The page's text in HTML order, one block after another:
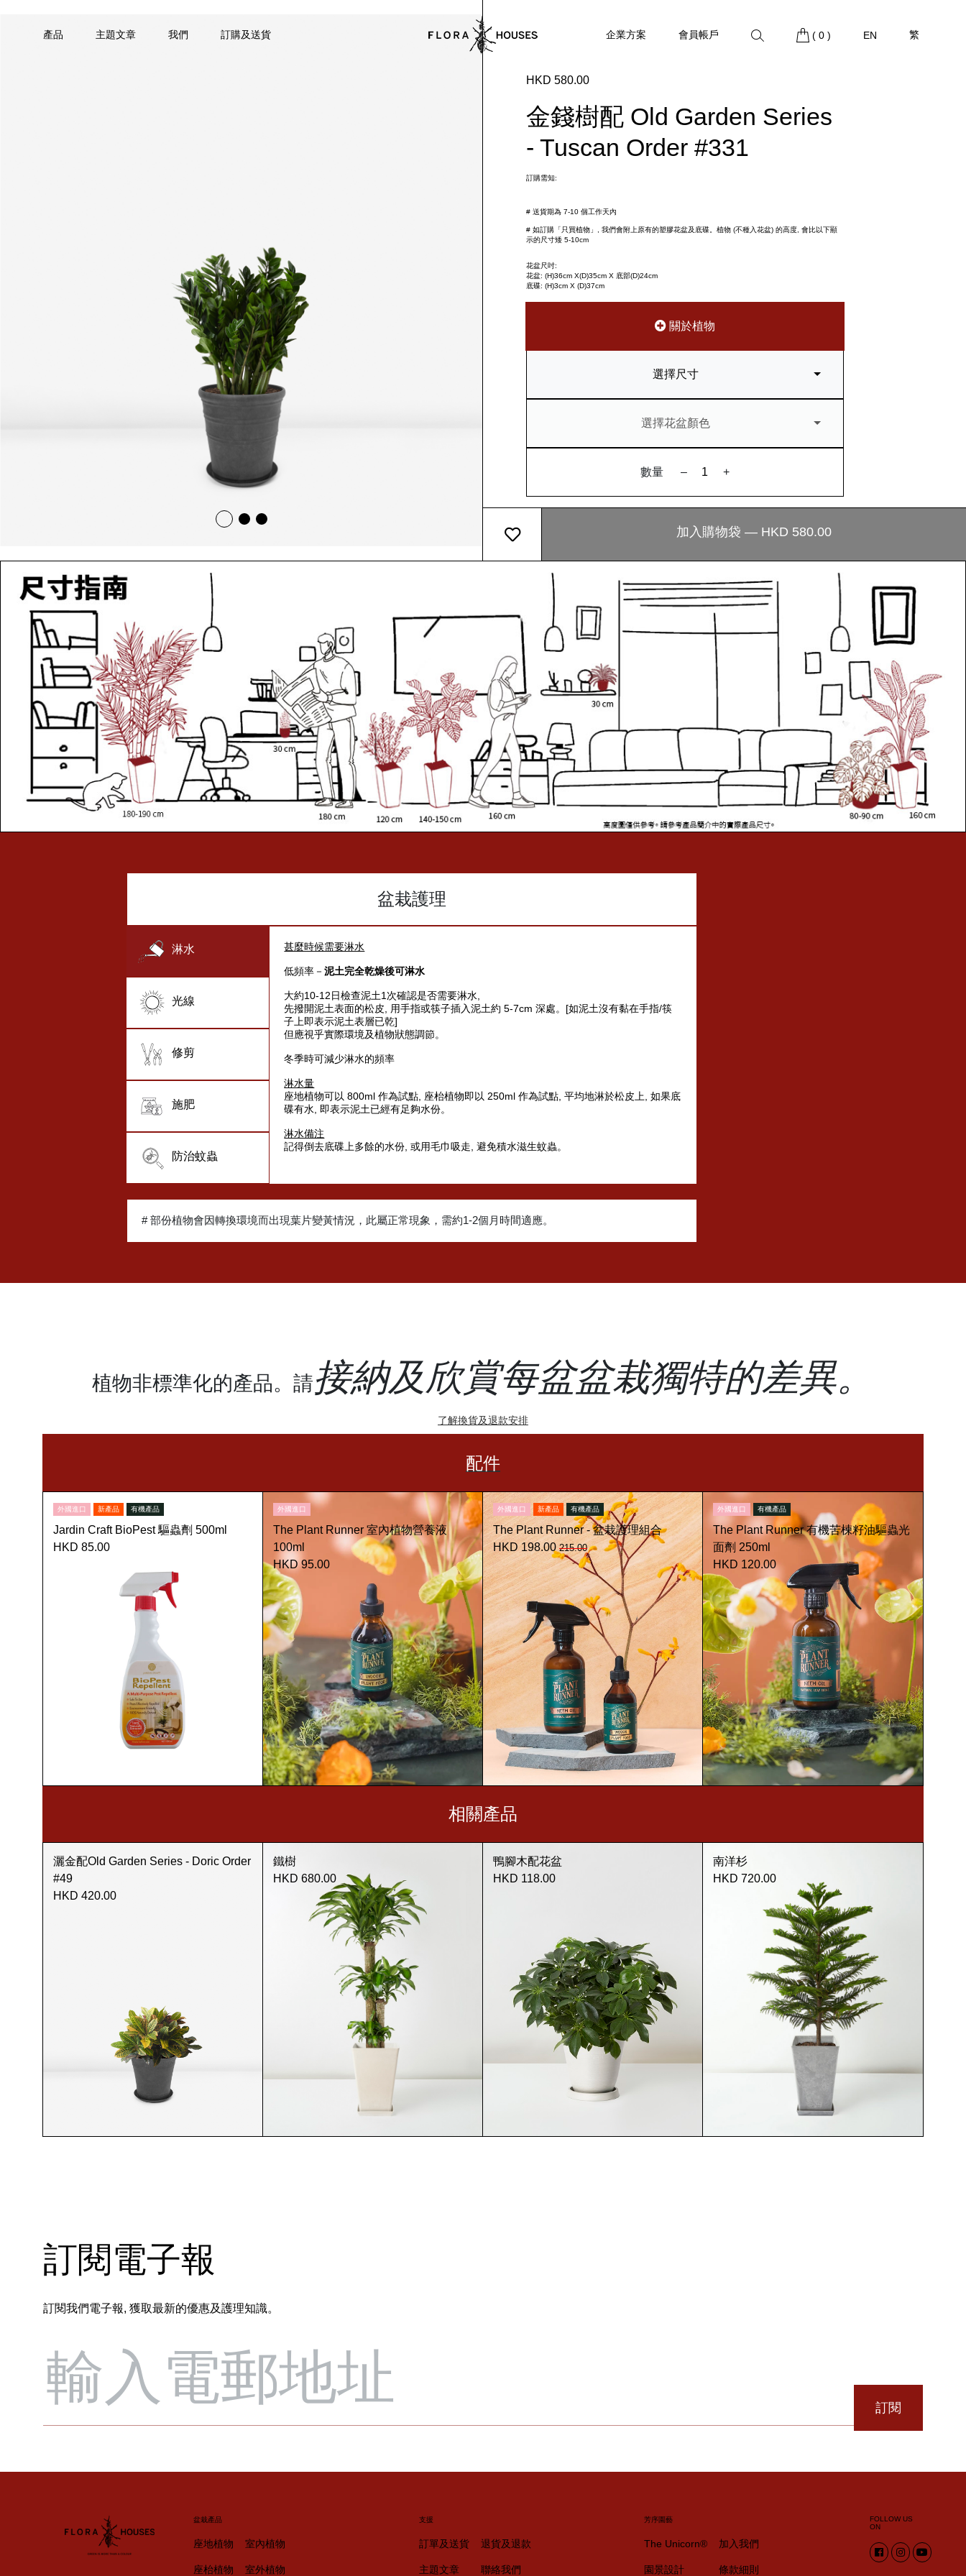
產品 主題文章 我們 訂購及送貨 企業方案 會員帳戶 ( 0 ) EN 繁
HKD 580.00
金錢樹配 Old Garden Series
- Tuscan Order #331
訂購需知:
# 送貨期為 7-10 個工作天內
# 如訂購「只買植物」, 我們會附上原有的塑膠花盆及底碟。植物 (不種入花盆) 的高度, 會比以下顯
示的尺寸矮 5-10cm
花盆尺吋:
花盆: (H)36cm X(D)35cm X 底部(D)24cm
底碟: (H)3cm X (D)37cm
關於植物
選擇尺寸
選擇花盆顏色
數量 – +
加入購物袋 — HKD 580.00
盆栽護理
淋水
光線
修剪
施肥
防治蚊蟲
甚麼時候需要淋水
低頻率－泥土完全乾燥後可淋水
大約10-12日檢查泥土1次確認是否需要淋水,
先撥開泥土表面的松皮, 用手指或筷子插入泥土約 5-7cm 深處。[如泥土沒有黏在手指/筷
子上即表示泥土表層已乾]
但應視乎實際環境及植物狀態調節。
冬季時可減少淋水的頻率
淋水量
座地植物可以 800ml 作為試點, 座枱植物即以 250ml 作為試點, 平均地淋於松皮上, 如果底
碟有水, 即表示泥土已經有足夠水份。
淋水備注
記得倒去底碟上多餘的水份, 或用毛巾吸走, 避免積水滋生蚊蟲。
# 部份植物會因轉換環境而出現葉片變黃情況，此屬正常現象，需約1-2個月時間適應。
植物非標準化的產品。請接納及欣賞每盆盆栽獨特的差異。
了解換貨及退款安排
配件
外國進口 新產品 有機產品
Jardin Craft BioPest 驅蟲劑 500ml
HKD 85.00
外國進口
The Plant Runner 室內植物營養液
100ml
HKD 95.00
外國進口 新產品 有機產品
The Plant Runner - 盆栽護理組合
HKD 198.00 215.00
外國進口 有機產品
The Plant Runner 有機苦楝籽油驅蟲光
面劑 250ml
HKD 120.00
相關產品
灑金配Old Garden Series - Doric Order
#49
HKD 420.00
鐵樹
HKD 680.00
鴨腳木配花盆
HKD 118.00
南洋杉
HKD 720.00
訂閱電子報
訂閱我們電子報, 獲取最新的優惠及護理知識。
訂閱
盆栽產品
座地植物
座枱植物
室內植物
室外植物
支援
訂單及送貨
主題文章
退貨及退款
聯絡我們
芳序園藝
The Unicorn®
園景設計
加入我們
條款細則
FOLLOW US
ON